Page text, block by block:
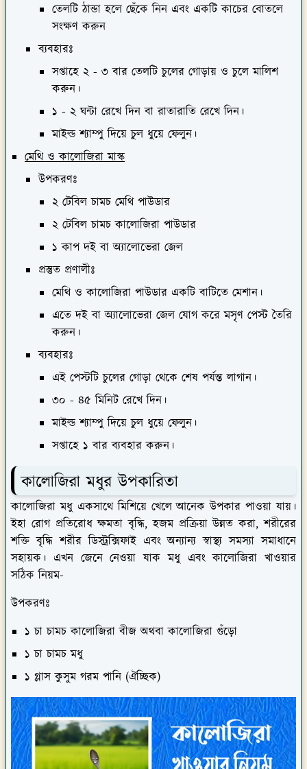
তেলটি ঠান্ডা হলে ছেঁকে নিন এবং একটি কাচের বোতলে
সংক্ষণ করুন
ব্যবহারঃ
সপ্তাহে ২ - ৩ বার তেলটি চুলের গোড়ায় ও চুলে মালিশ
করুন।
১ - ২ ঘন্টা রেখে দিন বা রাতারাতি রেখে দিন।
মাইল্ড শ্যাম্পু দিয়ে চুল ধুয়ে ফেলুন।
মেথি ও কালোজিরা মাস্ক
উপকরণঃ
২ টেবিল চামচ মেথি পাউডার
২ টেবিল চামচ কালোজিরা পাউডার
১ কাপ দই বা অ্যালোভেরা জেল
প্রস্তুত প্রণালীঃ
মেথি ও কালোজিরা পাউডার একটি বাটিতে মেশান।
এতে দই বা অ্যালোভেরা জেল যোগ করে মসৃণ পেস্ট তৈরি
করুন।
ব্যবহারঃ
এই পেস্টটি চুলের গোড়া থেকে শেষ পর্যন্ত লাগান।
৩০ - ৪৫ মিনিট রেখে দিন।
মাইল্ড শ্যাম্পু দিয়ে চুল ধুয়ে ফেলুন।
সপ্তাহে ১ বার ব্যবহার করুন।
কালোজিরা মধুর উপকারিতা
কালোজিরা মধু একসাথে মিশিয়ে খেলে আনেক উপকার পাওয়া যায়।
ইহা রোগ প্রতিরোধ ক্ষমতা বৃদ্ধি, হজম প্রক্রিয়া উন্নত করা, শরীরের
শক্তি বৃদ্ধি শরীর ডিস্ট্রক্সিফাই এবং অন্যান্য স্বাস্থ্য সমস্যা সমাধানে
সহায়ক। এখন জেনে নেওয়া যাক মধু এবং কালোজিরা খাওয়ার
সঠিক নিয়ম-
উপকরণঃ
১ চা চামচ কালোজিরা বীজ অথবা কালোজিরা গুঁড়ো
১ চা চামচ মধু
১ গ্লাস কুসুম গরম পানি (ঐচ্ছিক)